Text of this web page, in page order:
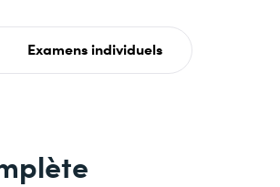
Examens individuels